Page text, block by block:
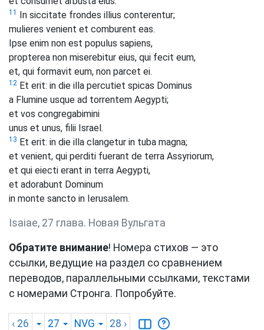
11
In siccitate frondes illius conterentur;
mulieres venient et comburent eas.
Ipse enim non est populus sapiens,
propterea non miserebitur eius, qui fecit eum,
et, qui formavit eum, non parcet ei.
12 Et erit: in die illa percutiet spicas Dominus
a Flumine usque ad torrentem Aegypti;
et vos congregabimini
unus et unus, filii Israel.
13 Et erit: in die illa clangetur in tuba magna;
et venient, qui perditi fuerant de terra Assyriorum,
et qui eiecti erant in terra Aegypti,
et adorabunt Dominum
in monte sancto in Ierusalem.
Isaiae, 27 глава. Новая Вульгата
Обратите внимание! Номера стихов — это
ссылки, ведущие на раздел со сравнением
переводов, параллельными ссылками, текстами
с номерами Стронга. Попробуйте.
‹ 26 27 NVG 28 ›